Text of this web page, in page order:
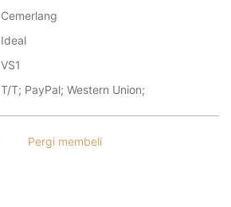
Cemerlang
Ideal
VS1
T/T; PayPal; Western Union;
Pergi membeli